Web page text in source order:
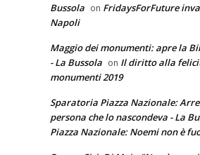
Bussola on FridaysForFuture
Napoli
Maggio dei monumenti: apre la
- La Bussola on Il diritto alla
monumenti 2019
Sparatoria Piazza Nazionale:
persona che lo nascondeva - La
Piazza Nazionale: Noemi non è